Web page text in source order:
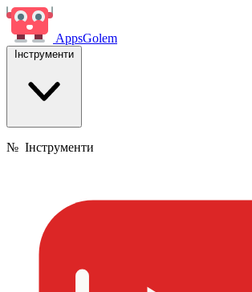
AppsGolem
Інструменти
№ Інструменти